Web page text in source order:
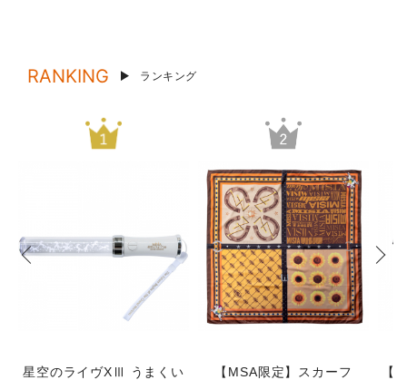
RANKING ランキング
星空のライヴXⅢ うまくい
【MSA限定】スカーフ
【